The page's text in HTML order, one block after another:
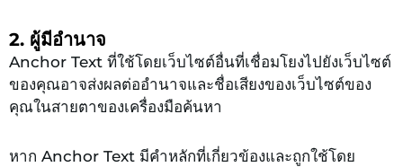
2. ผู้มีอำนาจ
Anchor Text ที่ใช้โดยเว็บไซต์อื่นที่เชื่อมโยงไปยังเว็บไซต์
ของคุณอาจส่งผลต่ออำนาจและชื่อเสียงของเว็บไซต์ของ
คุณในสายตาของเครื่องมือค้นหา
หาก Anchor Text มีคำหลักที่เกี่ยวข้องและถูกใช้โดย